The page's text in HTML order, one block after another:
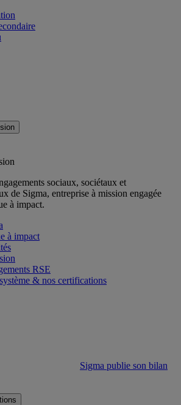
sociaux, sociétaux et
de Sigma, entreprise à mission engagée
à impact.
à impact
RSE
& nos certifications
Sigma publie son bilan